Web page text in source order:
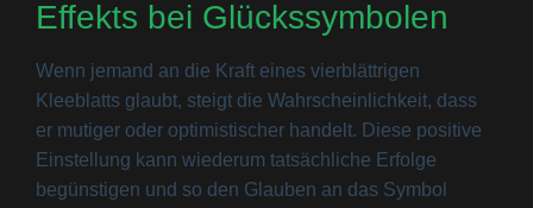
Effekts bei Glückssymbolen
Wenn jemand an die Kraft eines vierblättrigen
Kleeblatts glaubt, steigt die Wahrscheinlichkeit, dass
er mutiger oder optimistischer handelt. Diese positive
Einstellung kann wiederum tatsächliche Erfolge
begünstigen und so den Glauben an das Symbol